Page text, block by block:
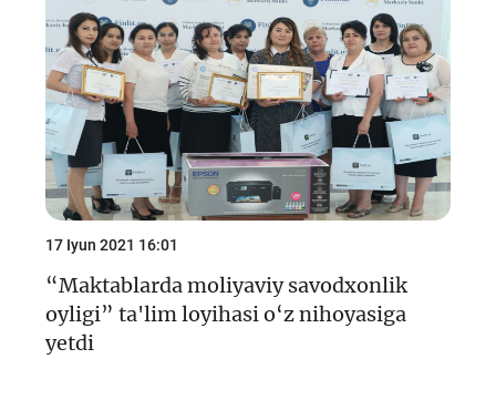
17 Iyun 2021 16:01
“Maktablarda moliyaviy savodxonlik
oyligi” ta'lim loyihasi o‘z nihoyasiga
yetdi